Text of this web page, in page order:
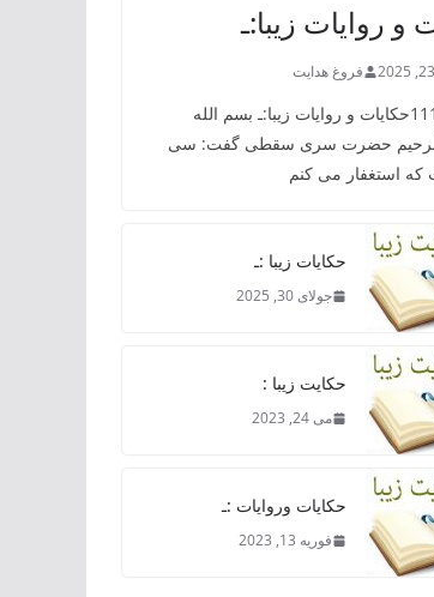
و روایات زیبا:ـ
فروغ هدایت
بازدیدها: 111حکایات و روایات زیبا:ـ بسم الله
حضرت سری سقطی گفت: سی
استغفار می کنم
حکایات زیبا :ـ
جولای 30, 2025
حکایت زیبا :
می 24, 2023
حکایات وروایات :ـ
فوریه 13, 2023